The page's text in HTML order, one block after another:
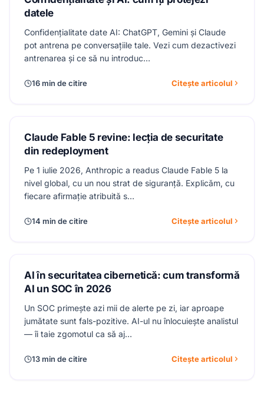
Trasee de Învățare
datele
Confidențialitate date AI: ChatGPT, Gemini și Claude
pot antrena pe conversațiile tale. Vezi cum dezactivezi
antrenarea și ce să nu introduc…
16 min de citire Citește articolul
Claude Fable 5 revine: lecția de securitate
din redeployment
Pe 1 iulie 2026, Anthropic a readus Claude Fable 5 la
nivel global, cu un nou strat de siguranță. Explicăm, cu
fiecare afirmație atribuită s…
14 min de citire Citește articolul
AI în securitatea cibernetică: cum transformă
AI un SOC în 2026
Un SOC primește azi mii de alerte pe zi, iar aproape
jumătate sunt fals-pozitive. AI-ul nu înlocuiește analistul
— îi taie zgomotul ca să aj…
13 min de citire Citește articolul